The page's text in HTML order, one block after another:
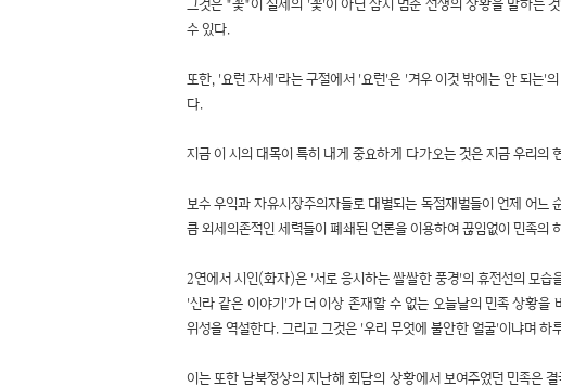
그것은 "꽃"이 실제의 '꽃'이 아닌 잠시 멈춘 전쟁의 상황을 말하는
수 있다.
또한, '요런 자세'라는 구절에서 '요런'은 '겨우 이것 밖에는 안 되는'
다.
지금 이 시의 대목이 특히 내게 중요하게 다가오는 것은 지금 우리
보수 우익과 자유시장주의자들로 대별되는 독점재벌들이 언제 어
큼 외세의존적인 세력들이 폐쇄된 언론을 이용하여 끊임없이 민족
2연에서 시인(화자)은 '서로 응시하는 쌀쌀한 풍경'의 휴전선의 모
'신라 같은 이야기'가 더 이상 존재할 수 없는 오늘날의 민족 상황을
위성을 역설한다. 그리고 그것은 '우리 무엇에 불안한 얼굴'이냐며
이는 또한 남북정상의 지난해 회담의 상황에서 보여주었던 민족은